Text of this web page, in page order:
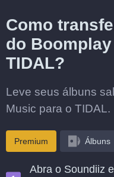
Como
do
TIDAL?
Leve seus álbuns
Music para o TIDAL.
Premium Álbuns
Abra o Soundiiz